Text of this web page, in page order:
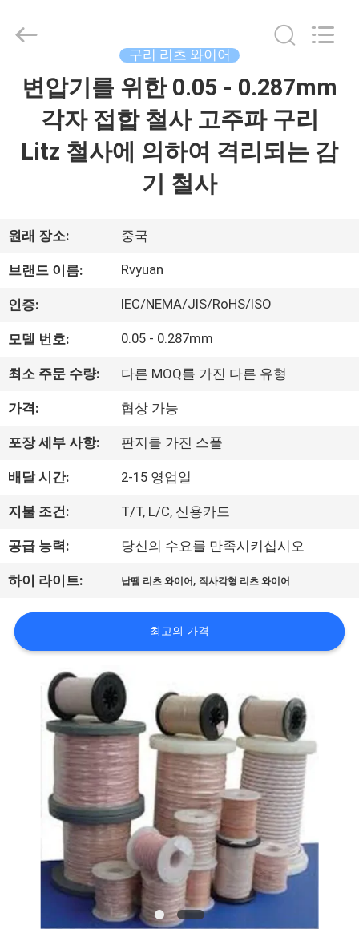
제
동
영
상
우
리
에
대
하
여
공
여
2026
Material
Co,.Ltd.
구리 리츠 와이어
변압기를 위한 0.05 - 0.287mm
각자 접합 철사 고주파 구리
Litz 철사에 의하여 격리되는 감
기 철사
원래 장소: 중국
브랜드 이름: Rvyuan
인증: IEC/NEMA/JIS/RoHS/ISO
모델 번호: 0.05 - 0.287mm
최소 주문 수량: 다른 MOQ를 가진 다른 유형
가격: 협상 가능
포장 세부 사항: 판지를 가진 스풀
배달 시간: 2-15 영업일
지불 조건: T/T, L/C, 신용카드
공급 능력: 당신의 수요를 만족시키십시오
하이 라이트: 납땜 리츠 와이어 , 직사각형 리츠 와이어
최고의 가격